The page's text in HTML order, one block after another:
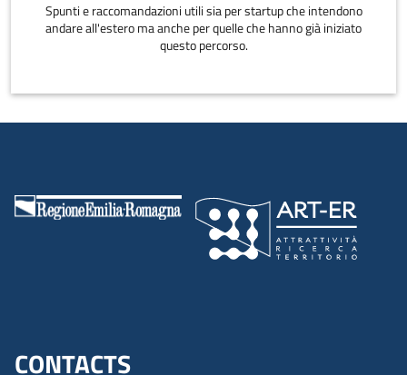
Spunti e raccomandazioni utili sia per startup che intendono
andare all'estero ma anche per quelle che hanno già iniziato
questo percorso.
CONTACTS